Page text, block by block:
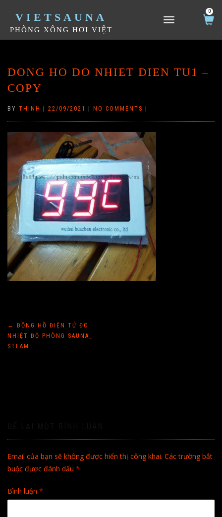
VIETSAUNA
PHÒNG XÔNG HƠI VIỆT
TOGGLE NAVIGATION
0
DONG HO DO NHIET DIEN TU1 –
COPY
BY THINH 22/09/2021 NO COMMENTS
Điều
hướng
←
ĐỒNG HỒ ĐIỆN TỬ ĐO
NHIỆT ĐỘ PHÒNG SAUNA_
STEAM
Email của bạn sẽ không được hiển thị công khai. Các trường bắt
buộc được đánh dấu *
Bình luận *